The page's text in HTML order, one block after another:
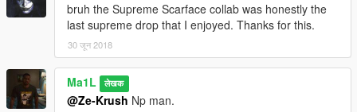
bruh the Supreme Scarface collab was honestly the
last supreme drop that I enjoyed. Thanks for this.
30 जून 2018
Ma1L लेखक
@Ze-Krush Np man.